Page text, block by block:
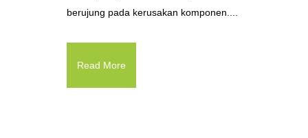
berujung pada kerusakan komponen....
Read More